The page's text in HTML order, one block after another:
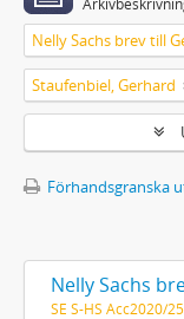
Nelly Sachs brev till
Staufenbiel, Gerhard
Förhandsgranska
Nelly Sachs
SE S-HS Acc2020/25